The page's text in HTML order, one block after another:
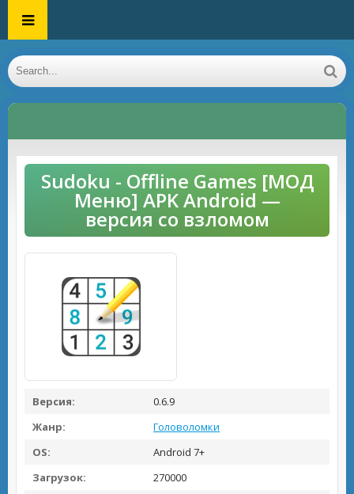
Sudoku - Offline Games [МОД
Меню] APK Android —
версия со взломом
Версия:
0.6.9
Жанр:
Головоломки
OS:
Android 7+
Загрузок:
270000